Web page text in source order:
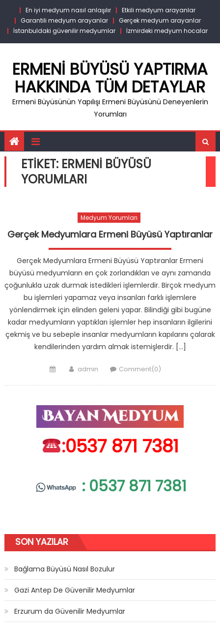
content
En iyi medyum nasıl anlaşılır
Etkili medyum arayanlar
Garantili medyum arayanlar
Gerçek medyum arayanlar
İstanbuldaki güvenilir medyumlar
İzmirdeki medyum hocalar
ERMENI BÜYÜSÜ YAPTIRMA
HAKKINDA TÜM DETAYLAR
Ermeni Büyüsünün Yapılışı Ermeni Büyüsünü Deneyenlerin
Yorumları
ETIKET: ERMENI BÜYÜSÜ
YORUMLARI
Medyum Yorumları
Gerçek Medyumlara Ermeni Büyüsü Yaptıranlar
Gerçek Medyumlara Ermeni Büyüsü Yaptıranlar Ermeni
büyüsü medyumların en çok zorlandıkları ve aynı zamanda
çoğunlukla uzak durmak istedikleri işlemlerdir. Birçok medyum
bu işlemleri yapamaz veya insanları farklı işlemlere
yönlendirmek için elinden geleni yapar. Bilindiği gibi bugüne
kadar medyumların yaptıkları işlemler hep insanların ilgilerini
çekmiş ve bu sebeple insanlar medyumların kapılarını çalarak
kendilerinden yardım almak istemişlerdir. […]
PostedAuthor
admin Comment(0)
:0537 871 7381
: 0537 871 7381
SON YAZILAR
Bağlama Büyüsü Nasıl Bozulur
Gazi Antep De Güvenilir Medyumlar
Erzurum da Güvenilir Medyumlar